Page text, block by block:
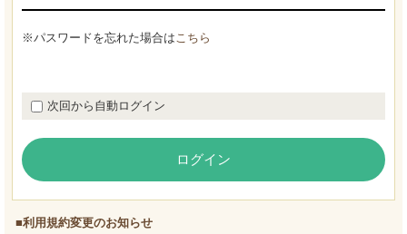
※パスワードを忘れた場合はこちら
次回から自動ログイン
ログイン
■利用規約変更のお知らせ